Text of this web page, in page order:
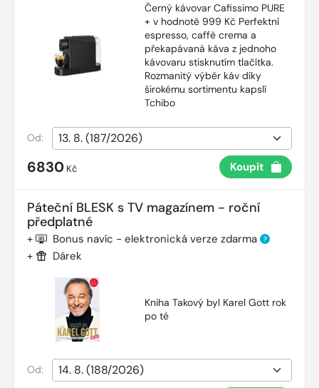
Černý kávovar Cafissimo PURE
+ v hodnotě 999 Kč Perfektní
espresso, caffè crema a
překapávaná káva z jednoho
kávovaru stisknutím tlačítka.
Rozmanitý výběr káv díky
širokému sortimentu kapslí
Tchibo
Od:
6830 Kč Koupit
Páteční BLESK s TV magazínem - roční
předplatné
+ Bonus navíc - elektronická verze zdarma ?
+ Dárek
Kniha Takový byl Karel Gott rok
po té
Od: